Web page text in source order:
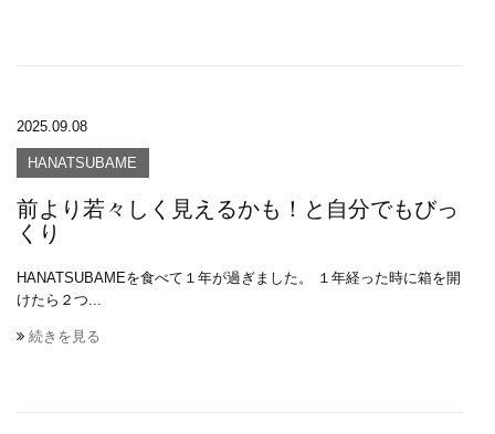
2025.09.08
HANATSUBAME
前より若々しく見えるかも！と自分でもびっ
くり
HANATSUBAMEを食べて１年が過ぎました。 １年経った時に箱を開
けたら２つ...
続きを見る